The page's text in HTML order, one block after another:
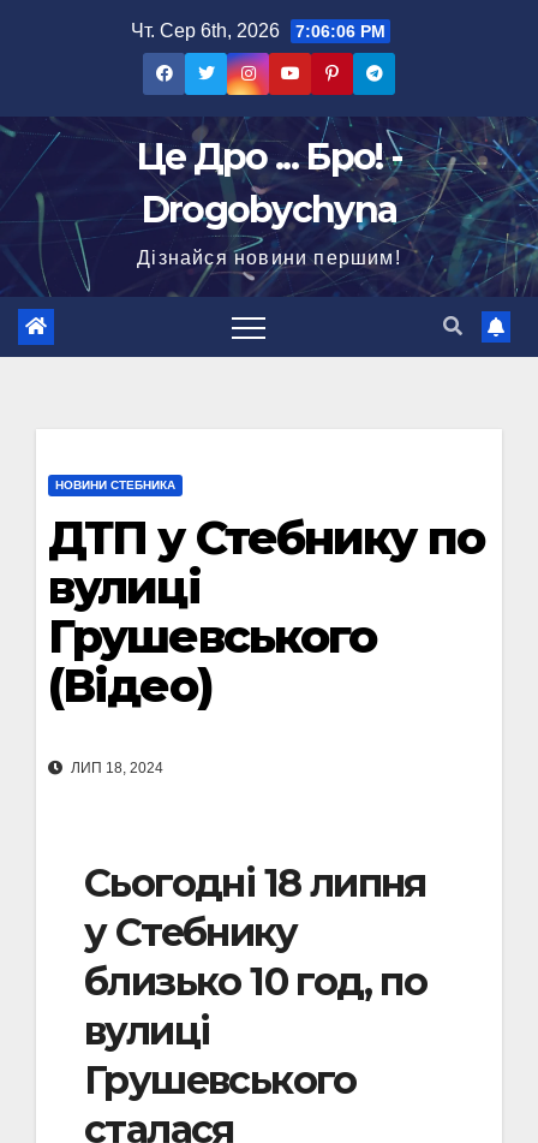
Чт. Сер 6th, 2026 7:06:07 PM
Це Дро ... Бро! -
Drogobychyna
Дізнайся новини першим!
НОВИНИ СТЕБНИКА
ДТП у Стебнику по
вулиці
Грушевського
(Відео)
ЛИП 18, 2024
Сьогодні 18 липня
у Стебнику
близько 10 год, по
вулиці
Грушевського
сталася